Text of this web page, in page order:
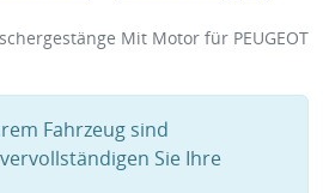
Mit Motor für PEUGEOT
Fahrzeug sind
Sie Ihre